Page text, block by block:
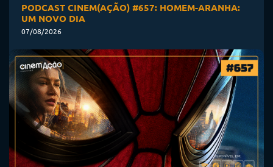
PODCAST CINEM(AÇÃO) #657: HOMEM-ARANHA:
UM NOVO DIA
07/08/2026